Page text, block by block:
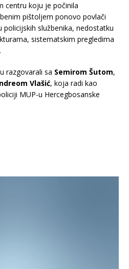
centru koju je počinila
pištoljem ponovo povlači
službenika, nedostatku
sistematskim pregledima
razgovarali sa Semirom Šutom,
Vlašić, koja radi kao
MUP-u Hercegbosanske